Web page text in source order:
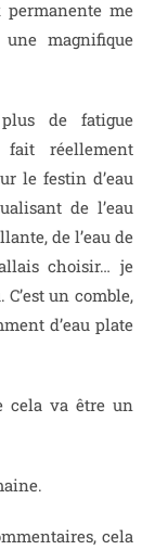
me
magnifique
de fatigue
fait réellement
le festin d’eau
de l’eau
de l’eau de
choisir… je
C’est un comble,
d’eau plate
cela va être un
cela